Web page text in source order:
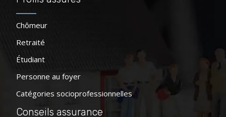
Chômeur
Retraité
Étudiant
Personne au foyer
Catégories socioprofessionnelles
Conseils assurance